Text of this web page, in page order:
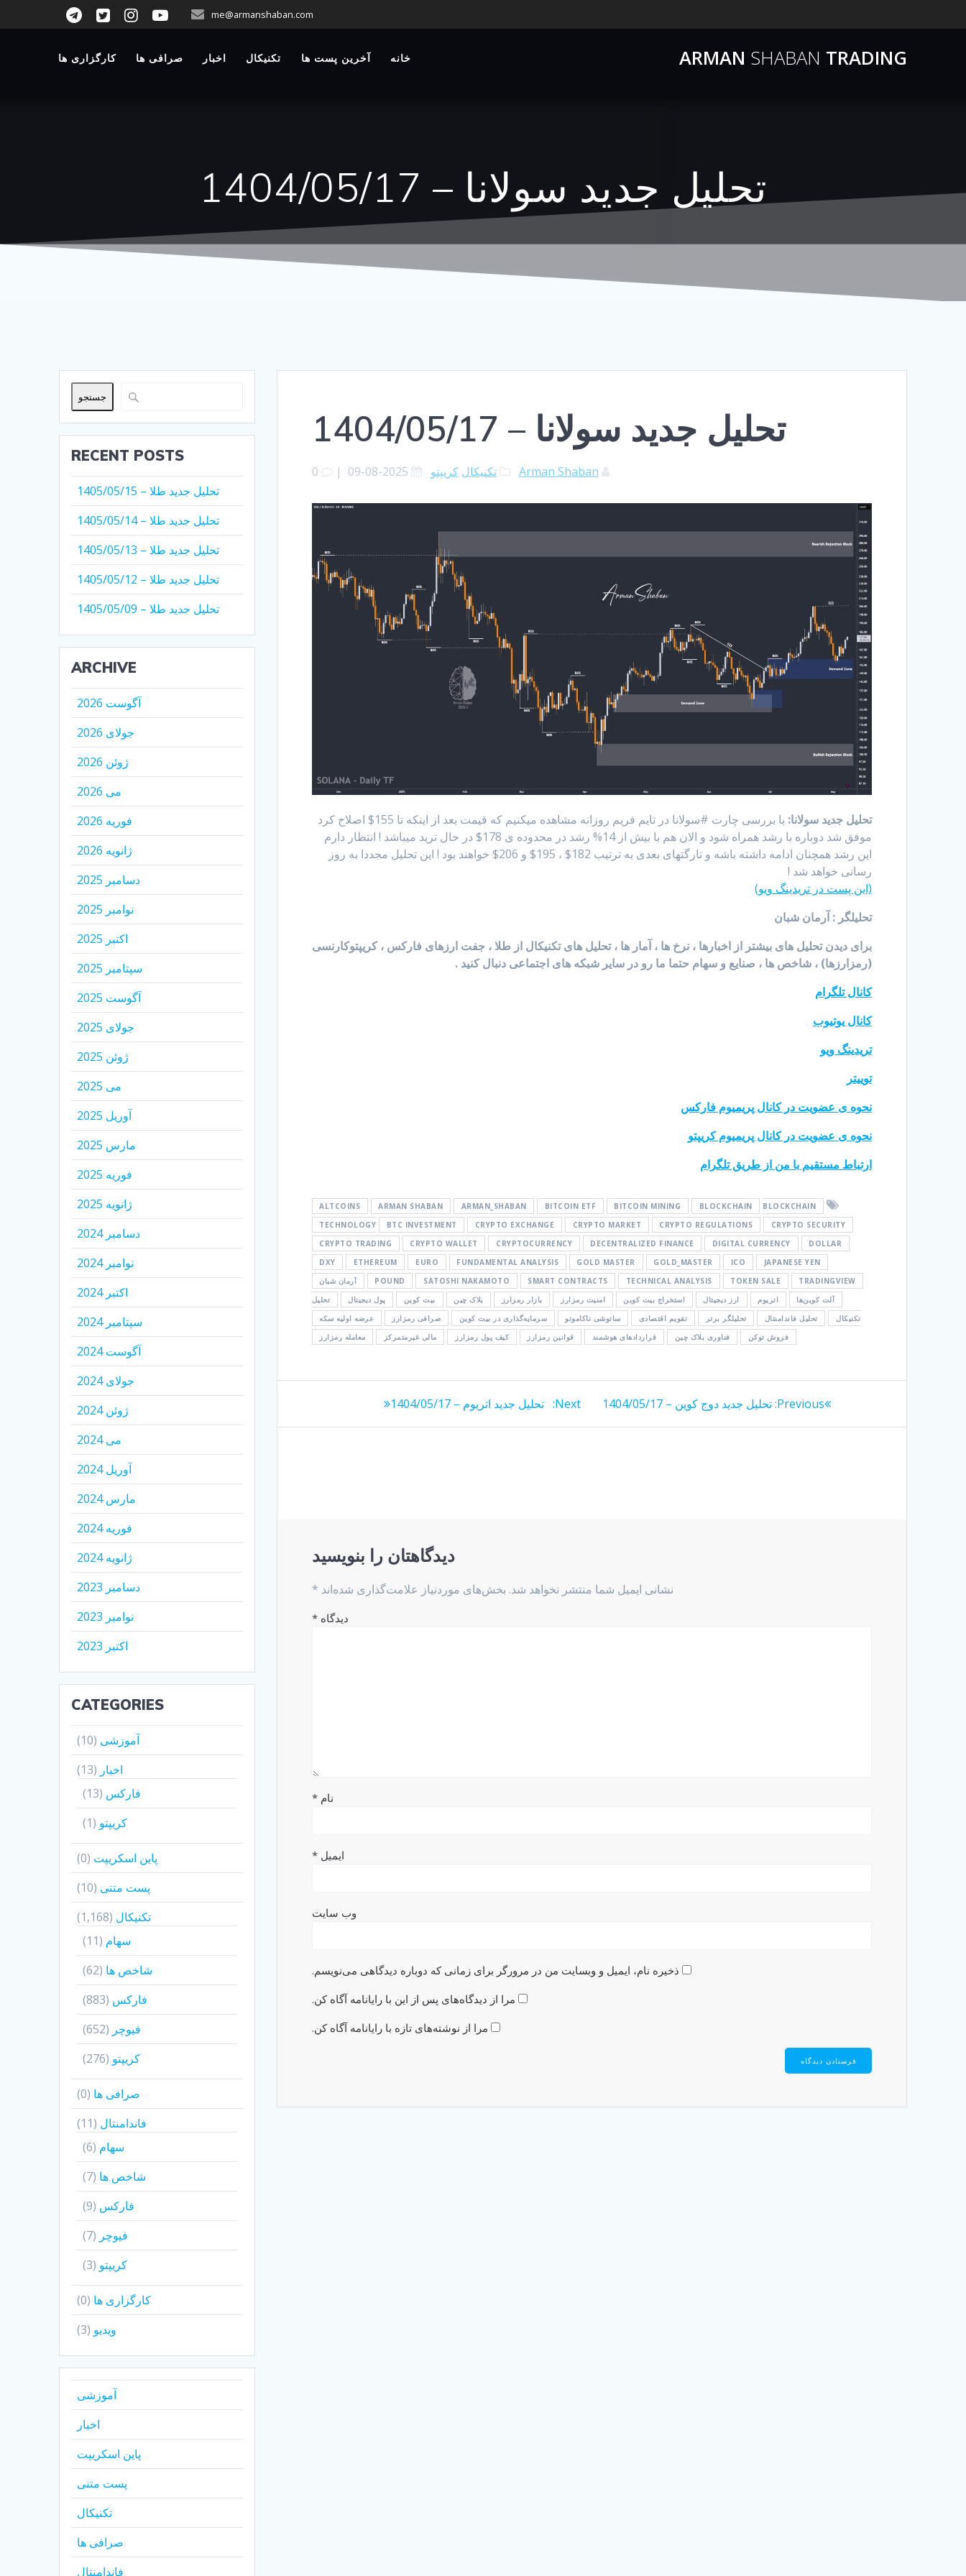
me@armanshaban.com
ARMAN SHABAN TRADING خانه آخرین پست ها تکنیکال اخبار صرافی ها کارگزاری ها
تحلیل جدید سولانا – 1404/05/17
تحلیل جدید سولانا – 1404/05/17
Arman Shaban تکنیکال کریپتو 2025-08-09
|
0
تحلیل جدید سولانا:
با بررسی چارت #سولانا در تایم فریم روزانه مشاهده میکنیم که قیمت بعد از اینکه تا 155$ اصلاح کرد
موفق شد دوباره با رشد همراه شود و الان هم با بیش از 14% رشد در محدوده ی 178$ در حال ترید میباشد ! انتظار دارم
این رشد همچنان ادامه داشته باشه و تارگتهای بعدی به ترتیب 182$ ، 195$ و 206$ خواهند بود ! این تحلیل مجددا به روز
رسانی خواهد شد !
(این پست در تریدینگ ویو)
تحلیلگر : آرمان شبان
برای دیدن تحلیل های بیشتر از اخبارها ، نرخ ها ، آمار ها ، تحلیل های تکنیکال از طلا ، جفت ارزهای فارکس ، کریپتوکارنسی
(رمزارزها) ، شاخص ها ، صنایع و سهام حتما ما رو در سایر شبکه های اجتماعی دنبال کنید .
کانال تلگرام
کانال یوتیوب
تریدینگ ویو
توییتر
نحوه ی عضویت در کانال پریمیوم فارکس
نحوه ی عضویت در کانال پریمیوم کریپتو
ارتباط مستقیم با من از طریق تلگرام
ALTCOINS ARMAN SHABAN ARMAN_SHABAN BITCOIN ETF BITCOIN MINING BLOCKCHAIN
BLOCKCHAIN
TECHNOLOGY
BTC INVESTMENT CRYPTO EXCHANGE CRYPTO MARKET CRYPTO REGULATIONS
CRYPTO SECURITY
CRYPTO TRADING
CRYPTO WALLET CRYPTOCURRENCY DECENTRALIZED FINANCE DIGITAL CURRENCY
DOLLAR
DXY
ETHEREUM EURO FUNDAMENTAL ANALYSIS GOLD MASTER GOLD_MASTER ICO
JAPANESE YEN
POUND
SATOSHI NAKAMOTO SMART CONTRACTS TECHNICAL ANALYSIS TOKEN SALE TRADINGVIEW
آرمان شبان
آلت کوین‌ها
اتریوم ارز دیجیتال استخراج بیت کوین امنیت رمزارز بازار رمزارز بلاک چین بیت کوین پول دیجیتال
تحلیل
تکنیکال
تحلیل فاندامنتال تحلیلگر برتر تقویم اقتصادی ساتوشی ناکاموتو سرمایه‌گذاری در بیت کوین صرافی رمزارز
عرضه اولیه سکه
فروش توکن
فناوری بلاک چین قراردادهای هوشمند قوانین رمزارز کیف پول رمزارز مالی غیرمتمرکز معامله رمزارز
راهبری
نوشته
Previous:
Previous
تحلیل جدید دوج کوین – 1404/05/17 Next:
Next
تحلیل جدید اتریوم – 1404/05/17
دیدگاهتان را بنویسید
نشانی ایمیل شما منتشر نخواهد شد. بخش‌های موردنیاز علامت‌گذاری شده‌اند *
دیدگاه*
نام*
ایمیل*
وب‌ سایت
ذخیره نام، ایمیل و وبسایت من در مرورگر برای زمانی که دوباره دیدگاهی می‌نویسم.
مرا از دیدگاه‌های پس از این با رایانامه آگاه کن.
مرا از نوشته‌های تازه با رایانامه آگاه کن.
جستجو
RECENT POSTS
تحلیل جدید طلا – 1405/05/15
تحلیل جدید طلا – 1405/05/14
تحلیل جدید طلا – 1405/05/13
تحلیل جدید طلا – 1405/05/12
تحلیل جدید طلا – 1405/05/09
ARCHIVE
آگوست 2026
جولای 2026
ژوئن 2026
می 2026
فوریه 2026
ژانویه 2026
دسامبر 2025
نوامبر 2025
اکتبر 2025
سپتامبر 2025
آگوست 2025
جولای 2025
ژوئن 2025
می 2025
آوریل 2025
مارس 2025
فوریه 2025
ژانویه 2025
دسامبر 2024
نوامبر 2024
اکتبر 2024
سپتامبر 2024
آگوست 2024
جولای 2024
ژوئن 2024
می 2024
آوریل 2024
مارس 2024
فوریه 2024
ژانویه 2024
دسامبر 2023
نوامبر 2023
اکتبر 2023
CATEGORIES
آموزشی (10)
اخبار (13)
فارکس (13)
کریپتو (1)
پاین اسکریپت (0)
پست متنی (10)
تکنیکال (1,168)
سهام (11)
شاخص ها (62)
فارکس (883)
فیوچر (652)
کریپتو (276)
صرافی ها (0)
فاندامنتال (11)
سهام (6)
شاخص ها (7)
فارکس (9)
فیوچر (7)
کریپتو (3)
کارگزاری ها (0)
ویدیو (3)
آموزشی
اخبار
پاین اسکریپت
پست متنی
تکنیکال
صرافی ها
فاندامنتال